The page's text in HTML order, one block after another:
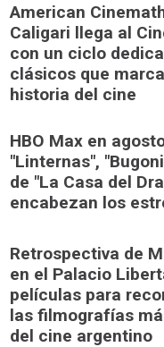
American
Caligari llega al
con un ciclo
clásicos que
historia del cine
HBO Max en
"Linternas",
de "La Casa del
encabezan los
Retrospectiva de
en el Palacio
películas para
las filmografías
del cine argentino